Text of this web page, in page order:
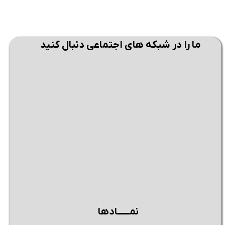
ما را در شبکه های اجتماعی دنبال کنید
نمــــــادها